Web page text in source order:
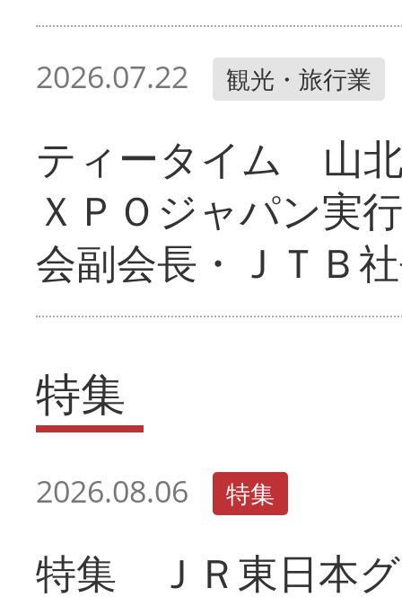
2026.07.22 観光・旅行業
ティータイム 山
ＸＰＯジャパン実
会副会長・ＪＴＢ
特集
2026.08.06 特集
特集 ＪＲ東日本